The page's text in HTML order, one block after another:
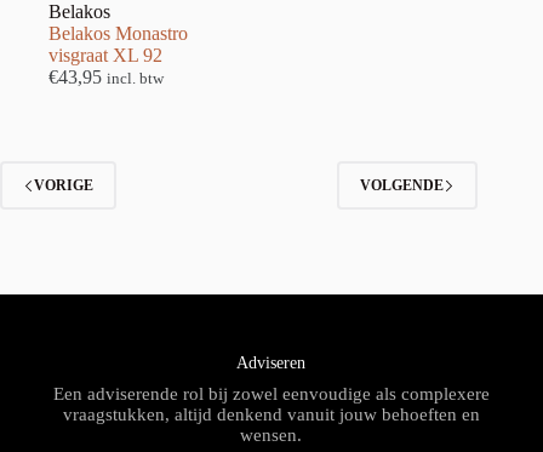
Belakos
Belakos Monastro
visgraat XL 92
€43,95 incl. btw
VORIGE VOLGENDE
Adviseren
Een adviserende rol bij zowel eenvoudige als complexere
vraagstukken, altijd denkend vanuit jouw behoeften en
wensen.